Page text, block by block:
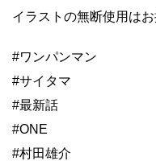
イラストの無断使用はお
#ワンパンマン
#サイタマ
#最新話
#ONE
#村田雄介